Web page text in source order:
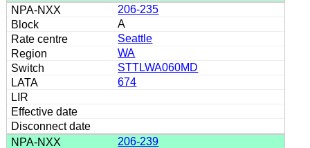
206-235
A
Seattle
WA
STTLWA060MD
674
206-239